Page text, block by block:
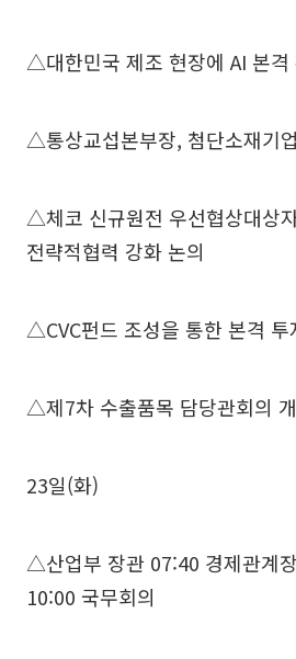
△대한민국 제조 현장에 AI 본격
△통상교섭본부장, 첨단소재기
△체코 신규원전 우선협상대상
전략적협력 강화 논의
△CVC펀드 조성을 통한 본격 투
△제7차 수출품목 담당관회의
23일(화)
△산업부 장관 07:40 경제관계
10:00 국무회의